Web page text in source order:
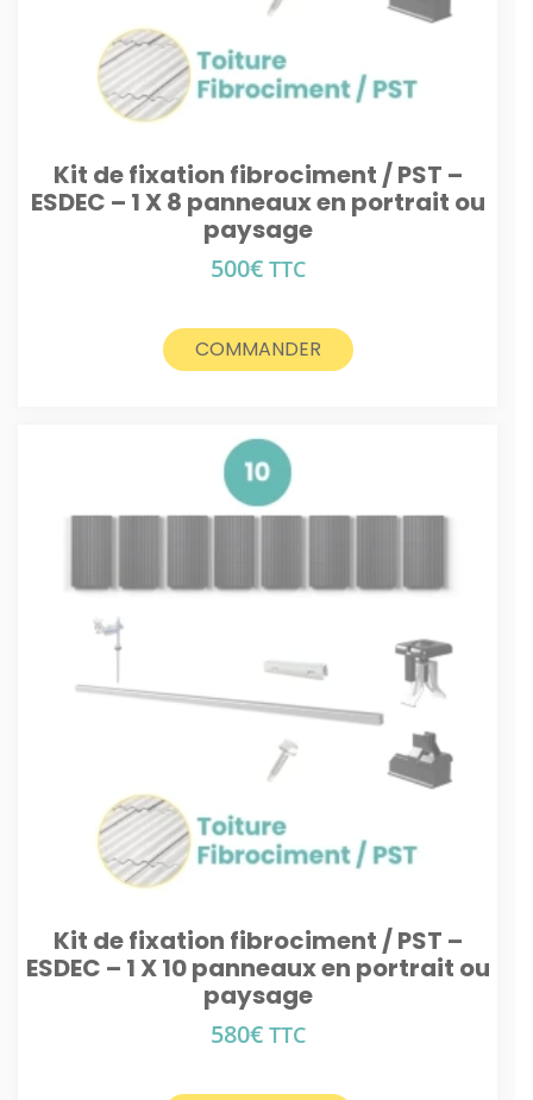
Kit de fixation fibrociment / PST –
ESDEC – 1 X 8 panneaux en portrait ou
paysage
500€TTC
COMMANDER
Kit de fixation fibrociment / PST –
ESDEC – 1 X 10 panneaux en portrait ou
paysage
580€TTC